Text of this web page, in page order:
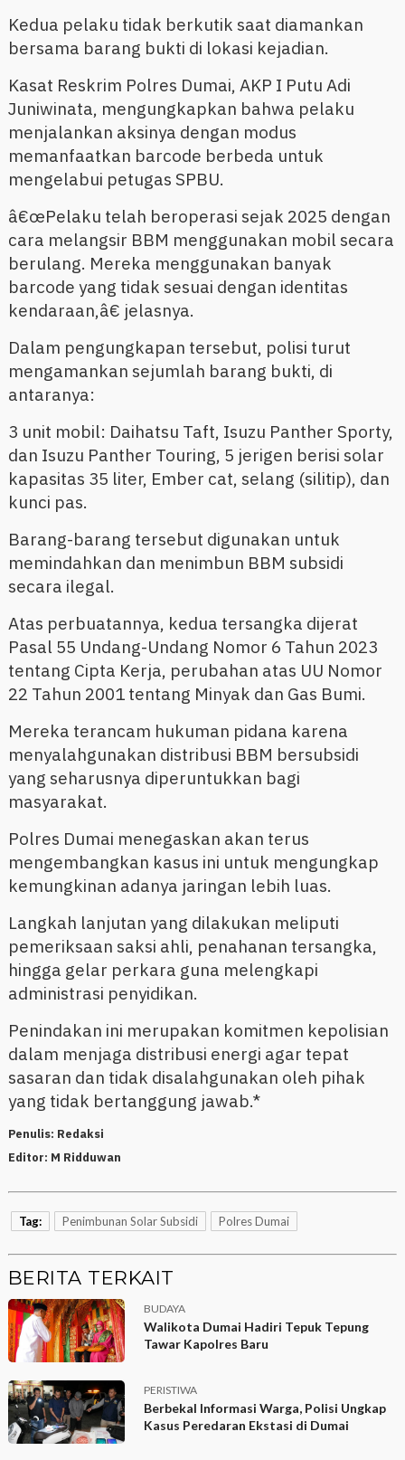
Kedua pelaku tidak berkutik saat diamankan
bersama barang bukti di lokasi kejadian.
Kasat Reskrim Polres Dumai, AKP I Putu Adi
Juniwinata, mengungkapkan bahwa pelaku
menjalankan aksinya dengan modus
memanfaatkan barcode berbeda untuk
mengelabui petugas SPBU.
â€œPelaku telah beroperasi sejak 2025 dengan
cara melangsir BBM menggunakan mobil secara
berulang. Mereka menggunakan banyak
barcode yang tidak sesuai dengan identitas
kendaraan,â€ jelasnya.
Dalam pengungkapan tersebut, polisi turut
mengamankan sejumlah barang bukti, di
antaranya:
3 unit mobil: Daihatsu Taft, Isuzu Panther Sporty,
dan Isuzu Panther Touring, 5 jerigen berisi solar
kapasitas 35 liter, Ember cat, selang (silitip), dan
kunci pas.
Barang-barang tersebut digunakan untuk
memindahkan dan menimbun BBM subsidi
secara ilegal.
Atas perbuatannya, kedua tersangka dijerat
Pasal 55 Undang-Undang Nomor 6 Tahun 2023
tentang Cipta Kerja, perubahan atas UU Nomor
22 Tahun 2001 tentang Minyak dan Gas Bumi.
Mereka terancam hukuman pidana karena
menyalahgunakan distribusi BBM bersubsidi
yang seharusnya diperuntukkan bagi
masyarakat.
Polres Dumai menegaskan akan terus
mengembangkan kasus ini untuk mengungkap
kemungkinan adanya jaringan lebih luas.
Langkah lanjutan yang dilakukan meliputi
pemeriksaan saksi ahli, penahanan tersangka,
hingga gelar perkara guna melengkapi
administrasi penyidikan.
Penindakan ini merupakan komitmen kepolisian
dalam menjaga distribusi energi agar tepat
sasaran dan tidak disalahgunakan oleh pihak
yang tidak bertanggung jawab.*
Penulis: Redaksi
Editor: M Ridduwan
Tag: Penimbunan Solar Subsidi Polres Dumai
BERITA TERKAIT
BUDAYA
Walikota Dumai Hadiri Tepuk Tepung
Tawar Kapolres Baru
PERISTIWA
Berbekal Informasi Warga, Polisi Ungkap
Kasus Peredaran Ekstasi di Dumai